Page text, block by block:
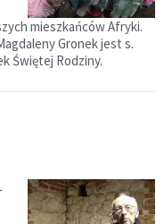
mieszkańców Afryki.
Gronek jest s.
Świętej Rodziny.